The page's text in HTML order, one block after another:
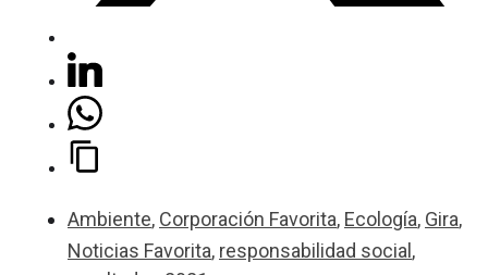
Ambiente, Corporación Favorita, Ecología, Gira,
Noticias Favorita, responsabilidad social,